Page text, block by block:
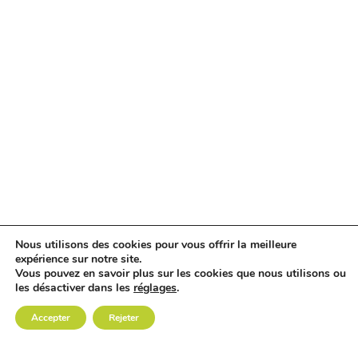
Nous utilisons des cookies pour vous offrir la meilleure
expérience sur notre site.
Vous pouvez en savoir plus sur les cookies que nous utilisons ou
les désactiver dans les réglages.
Accepter Rejeter